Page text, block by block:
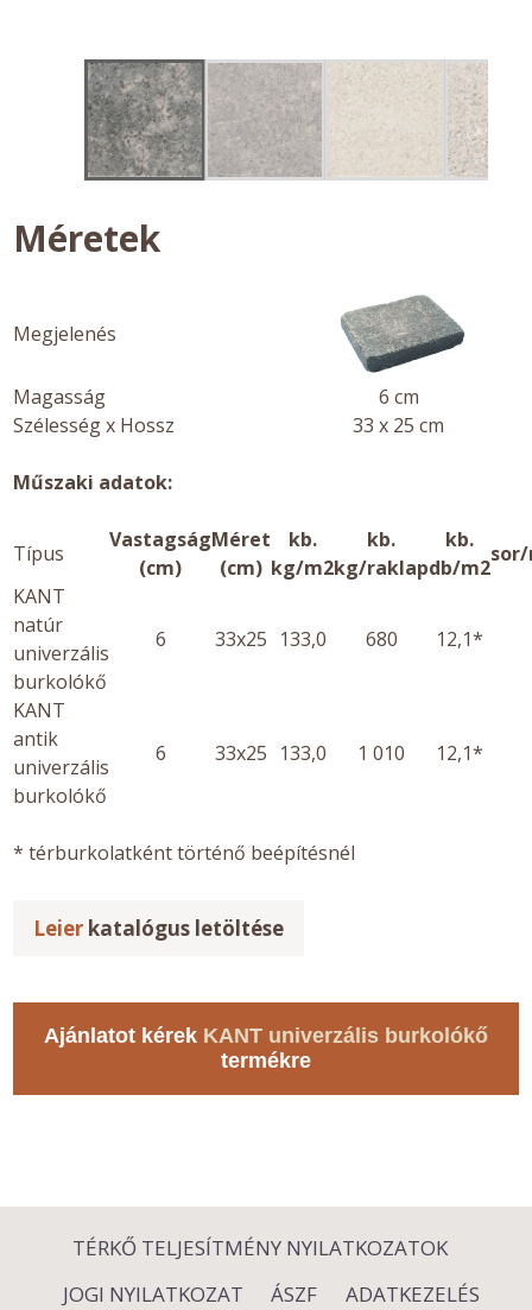
Méretek
Megjelenés
Magasság
6 cm
Szélesség x Hossz
33 x 25 cm
Műszaki adatok:
Típus
Vastagság
(cm)
Méret
(cm)
kb.
kg/m2
kb.
kg/raklap
kb.
db/m2
KANT
natúr
univerzális
burkolókő
6 33x25 133,0 680 12,1*
KANT
antik
univerzális
burkolókő
6 33x25 133,0 1 010 12,1*
* térburkolatként történő beépítésnél
Leier katalógus letöltése
Ajánlatot kérek KANT univerzális burkolókő
termékre
TÉRKŐ TELJESÍTMÉNY NYILATKOZATOK
JOGI NYILATKOZAT
ÁSZF ADATKEZELÉS